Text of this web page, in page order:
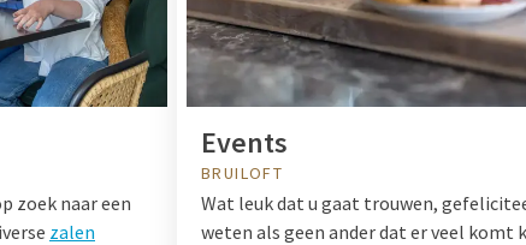
zoek naar een
zalen
Events
BRUILOFT
Wat leuk dat u gaat trouwen,
weten als geen ander dat er veel komt